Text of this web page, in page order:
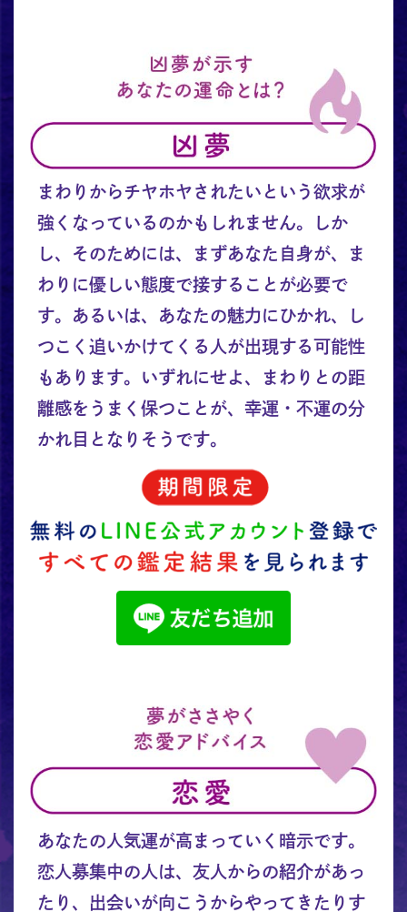
まわりからチヤホヤされたいという欲求が
強くなっているのかもしれません。しか
し、そのためには、まずあなた自身が、ま
わりに優しい態度で接することが必要で
す。あるいは、あなたの魅力にひかれ、し
つこく追いかけてくる人が出現する可能性
もあります。いずれにせよ、まわりとの距
離感をうまく保つことが、幸運・不運の分
かれ目となりそうです。
あなたの人気運が高まっていく暗示です。
恋人募集中の人は、友人からの紹介があっ
たり、出会いが向こうからやってきたりす